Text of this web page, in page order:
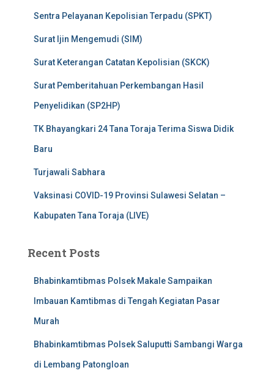
Sentra Pelayanan Kepolisian Terpadu (SPKT)
Surat Ijin Mengemudi (SIM)
Surat Keterangan Catatan Kepolisian (SKCK)
Surat Pemberitahuan Perkembangan Hasil
Penyelidikan (SP2HP)
TK Bhayangkari 24 Tana Toraja Terima Siswa Didik
Baru
Turjawali Sabhara
Vaksinasi COVID-19 Provinsi Sulawesi Selatan –
Kabupaten Tana Toraja (LIVE)
Recent Posts
Bhabinkamtibmas Polsek Makale Sampaikan
Imbauan Kamtibmas di Tengah Kegiatan Pasar
Murah
Bhabinkamtibmas Polsek Saluputti Sambangi Warga
di Lembang Patongloan